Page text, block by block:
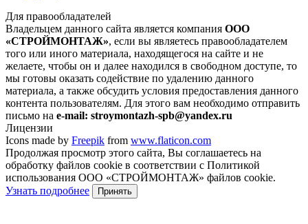
Для правообладателей
Владельцем данного сайта является компания ООО
«СТРОЙМОНТАЖ», если вы являетесь правообладателем
того или иного материала, находящегося на сайте и не
желаете, чтобы он и далее находился в свободном доступе, то
мы готовы оказать содействие по удалению данного
материала, а также обсудить условия предоставления данного
контента пользователям. Для этого вам необходимо отправить
письмо на e-mail: stroymontazh-spb@yandex.ru
Лицензии
Icons made by Freepik from www.flaticon.com
Продолжая просмотр этого сайта, Вы соглашаетесь на
обработку файлов cookie в соответствии с Политикой
использования ООО «СТРОЙМОНТАЖ» файлов cookie.
Узнать подробнее
Принять